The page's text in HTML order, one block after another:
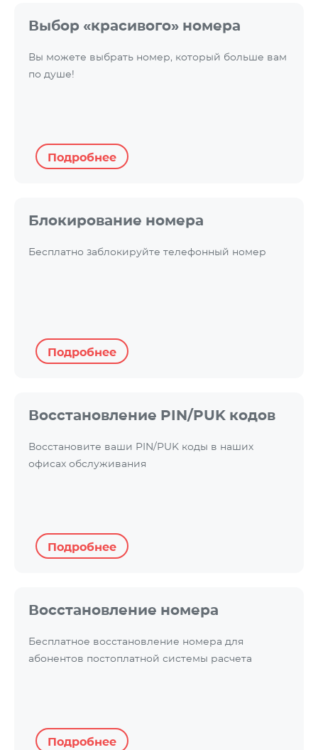
Выбор «красивого» номера
Вы можете выбрать номер, который больше вам
по душе!
Подробнее
Блокирование номера
Бесплатно заблокируйте телефонный номер
Подробнее
Восстановление PIN/PUK кодов
Восстановите ваши PIN/PUK коды в наших
офисах обслуживания
Подробнее
Восстановление номера
Бесплатное восстановление номера для
абонентов постоплатной системы расчета
Подробнее